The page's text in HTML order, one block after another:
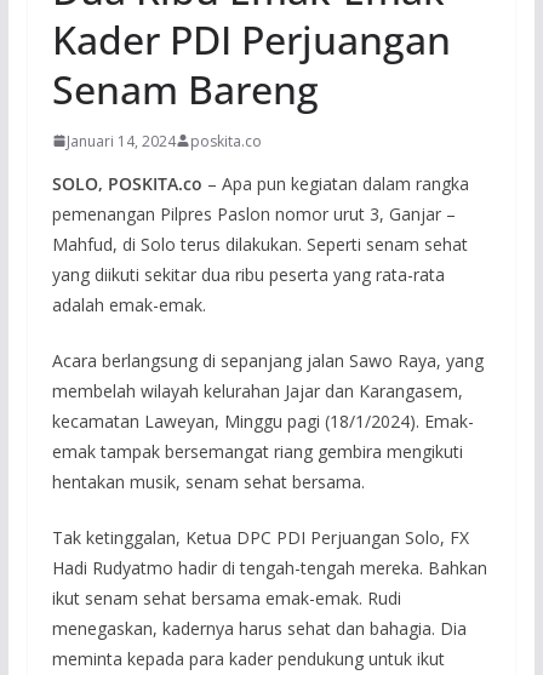
Kader PDI Perjuangan
Senam Bareng
Januari 14, 2024 poskita.co
SOLO, POSKITA.co – Apa pun kegiatan dalam rangka
pemenangan Pilpres Paslon nomor urut 3, Ganjar –
Mahfud, di Solo terus dilakukan. Seperti senam sehat
yang diikuti sekitar dua ribu peserta yang rata-rata
adalah emak-emak.
Acara berlangsung di sepanjang jalan Sawo Raya, yang
membelah wilayah kelurahan Jajar dan Karangasem,
kecamatan Laweyan, Minggu pagi (18/1/2024). Emak-
emak tampak bersemangat riang gembira mengikuti
hentakan musik, senam sehat bersama.
Tak ketinggalan, Ketua DPC PDI Perjuangan Solo, FX
Hadi Rudyatmo hadir di tengah-tengah mereka. Bahkan
ikut senam sehat bersama emak-emak. Rudi
menegaskan, kadernya harus sehat dan bahagia. Dia
meminta kepada para kader pendukung untuk ikut